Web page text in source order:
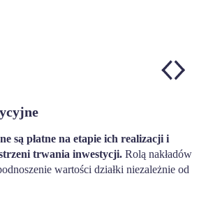
są płatne na etapie ich realizacji i
trwania inwestycji. Rolą nakładów
wartości działki niezależnie od